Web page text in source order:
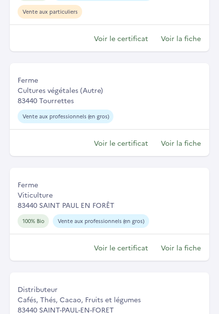
Vente aux particuliers
Voir le certificat Voir la fiche
Ferme
Cultures végétales (Autre)
83440 Tourrettes
Vente aux professionnels (en gros)
Voir le certificat Voir la fiche
Ferme
Viticulture
83440 SAINT PAUL EN FORÊT
100% Bio Vente aux professionnels (en gros)
Voir le certificat Voir la fiche
Distributeur
Cafés, Thés, Cacao, Fruits et légumes
83440 SAINT-PAUL-EN-FORET